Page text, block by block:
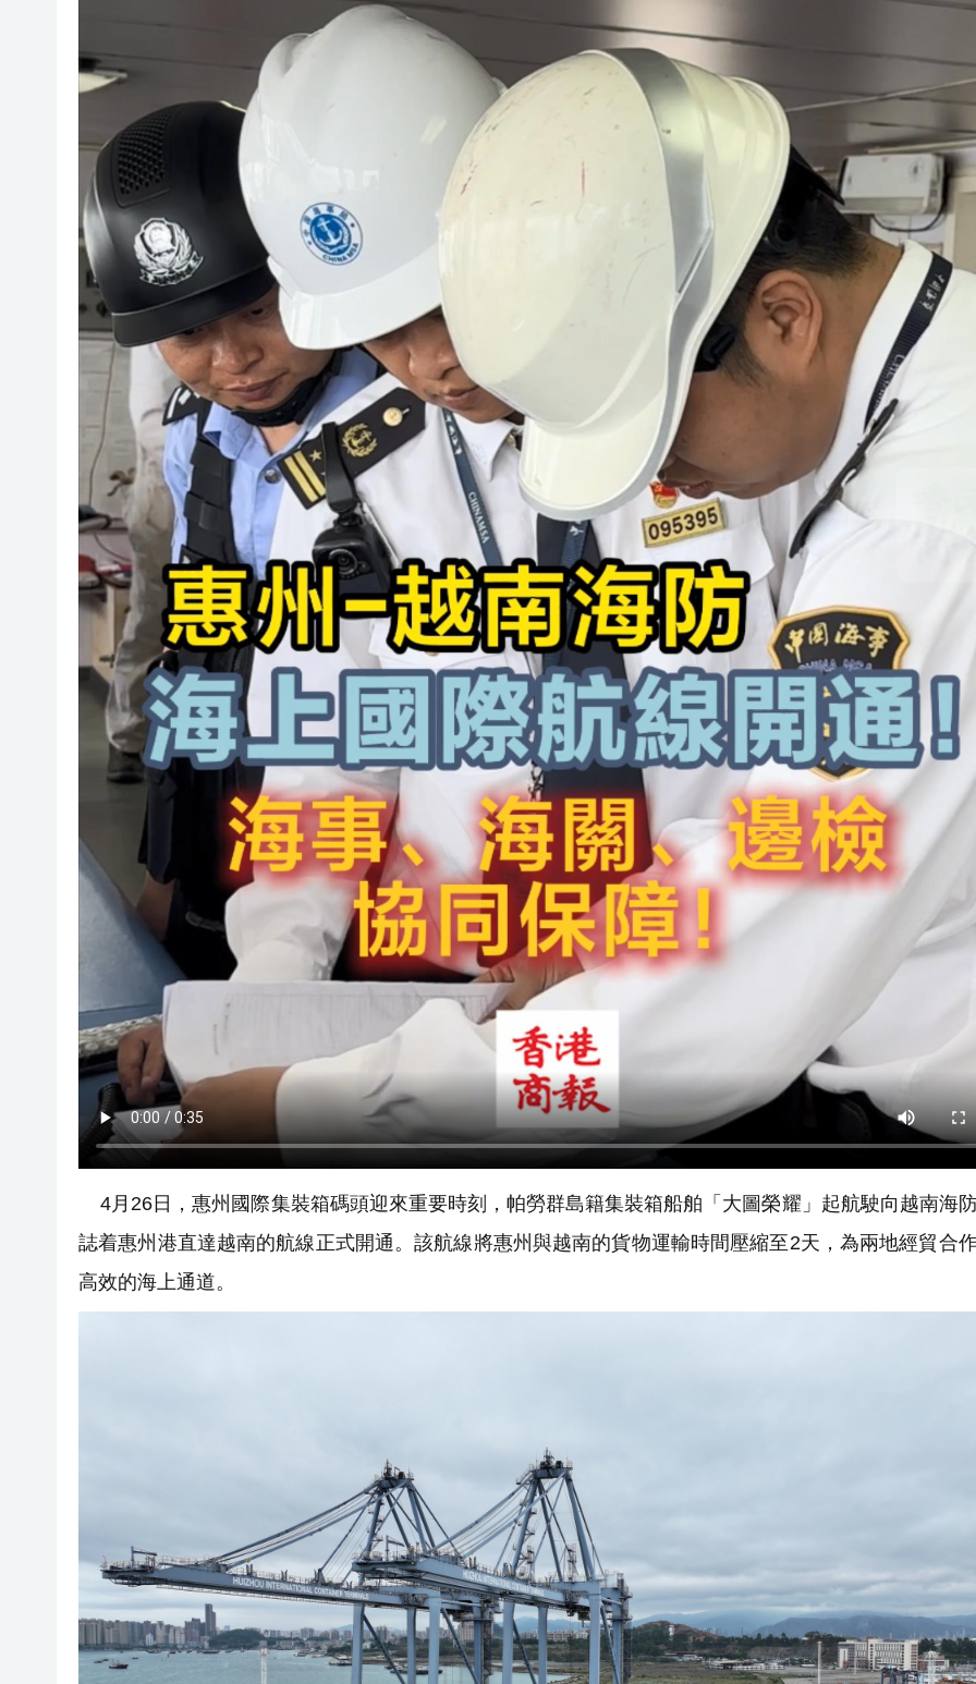
4月26日，惠州國際集裝箱碼頭迎來重要時刻，帕勞群島籍集裝箱船舶「大圖榮耀」起航駛向越南海
誌着惠州港直達越南的航線正式開通。該航線將惠州與越南的貨物運輸時間壓縮至2天，為兩地經貿合
高效的海上通道。